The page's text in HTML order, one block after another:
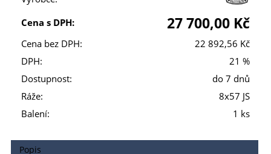
Cena s DPH:
27 700,00 Kč
Cena bez DPH:
22 892,56 Kč
DPH:
21 %
Dostupnost:
do 7 dnů
Ráže:
8x57 JS
Balení:
1 ks
Popis